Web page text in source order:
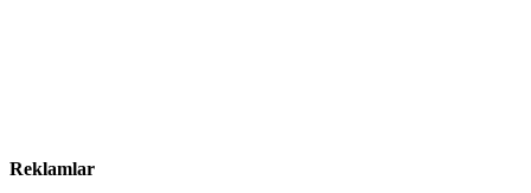
Reklamlar